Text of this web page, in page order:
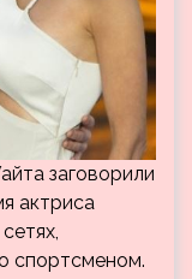
заговорили
актриса
спортсменом.